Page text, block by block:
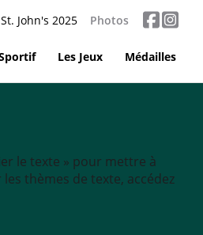
John's 2025 Photos
Les Jeux Médailles
le texte » pour mettre à
thèmes de texte, accédez